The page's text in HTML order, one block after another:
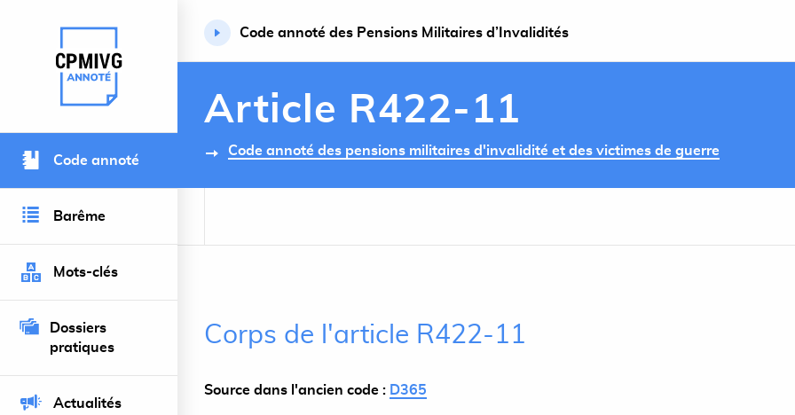
Retour à l’accueil du site
Code annoté
Barême
Mots-clés
Dossiers
pratiques
Actualités
Code annoté des Pensions Militaires d’Invalidités
Article R422-11
Code annoté des pensions militaires d'invalidité et des victimes de guerre
Corps de l'article R422-11
Source dans l'ancien code : D365